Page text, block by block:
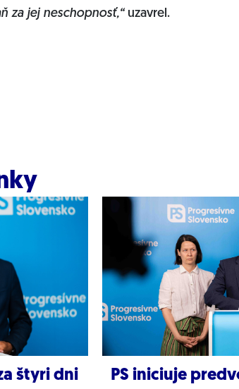
za jej neschopnosť,“ uzavrel.
štyri dni
PS iniciuje